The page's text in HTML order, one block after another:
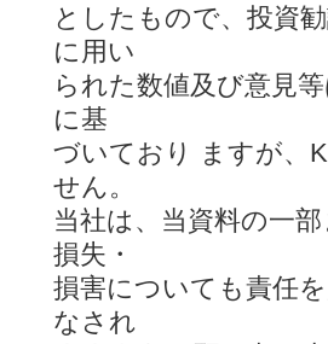
としたもので、投資
に用い
られた数値及び意見
に基
づいており ますが、
せん。
当社は、当資料の一
損失・
損害についても責任
なされ